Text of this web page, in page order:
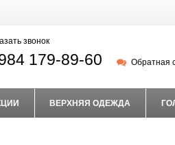
звонок
179-89-60 Обратная
ВЕРХНЯЯ ОДЕЖДА